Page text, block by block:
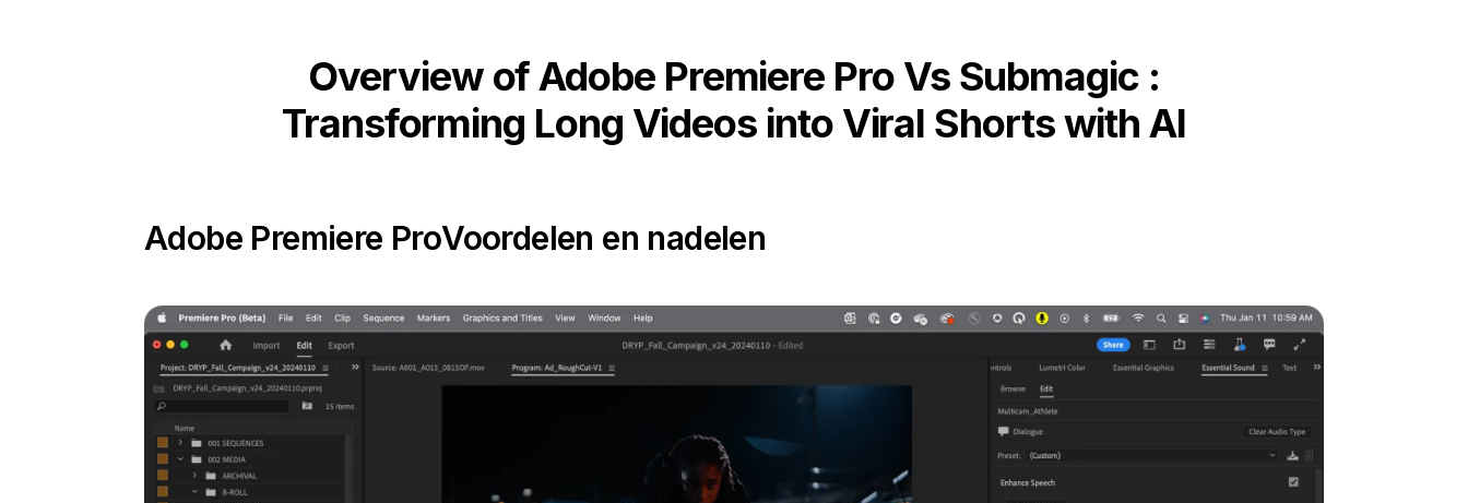
Overview of Adobe Premiere Pro Vs Submagic :
Transforming Long Videos into Viral Shorts with AI
Adobe Premiere ProVoordelen en nadelen